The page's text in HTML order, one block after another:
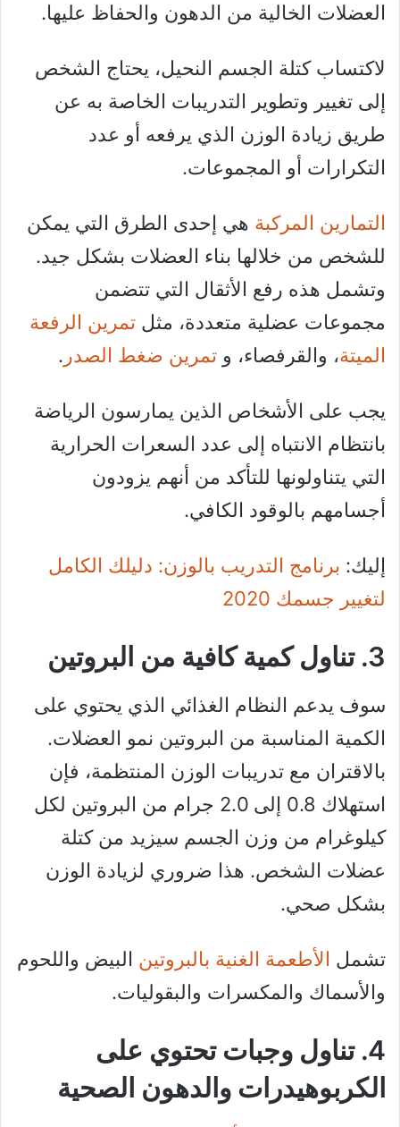
العضلات الخالية من الدهون والحفاظ عليها.
لاكتساب كتلة الجسم النحيل، يحتاج الشخص
إلى تغيير وتطوير التدريبات الخاصة به عن
طريق زيادة الوزن الذي يرفعه أو عدد
التكرارات أو المجموعات.
التمارين المركبة هي إحدى الطرق التي يمكن
للشخص من خلالها بناء العضلات بشكل جيد.
وتشمل هذه رفع الأثقال التي تتضمن
مجموعات عضلية متعددة، مثل تمرين الرفعة
الميتة، والقرفصاء، و تمرين ضغط الصدر .
يجب على الأشخاص الذين يمارسون الرياضة
بانتظام الانتباه إلى عدد السعرات الحرارية
التي يتناولونها للتأكد من أنهم يزودون
أجسامهم بالوقود الكافي.
إليك: برنامج التدريب بالوزن: دليلك الكامل
لتغيير جسمك 2020
3. تناول كمية كافية من البروتين
سوف يدعم النظام الغذائي الذي يحتوي على
الكمية المناسبة من البروتين نمو العضلات.
بالاقتران مع تدريبات الوزن المنتظمة، فإن
استهلاك 0.8 إلى 2.0 جرام من البروتين لكل
كيلوغرام من وزن الجسم سيزيد من كتلة
عضلات الشخص. هذا ضروري لزيادة الوزن
بشكل صحي.
تشمل الأطعمة الغنية بالبروتين البيض واللحوم
والأسماك والمكسرات والبقوليات.
4. تناول وجبات تحتوي على
الكربوهيدرات والدهون الصحية